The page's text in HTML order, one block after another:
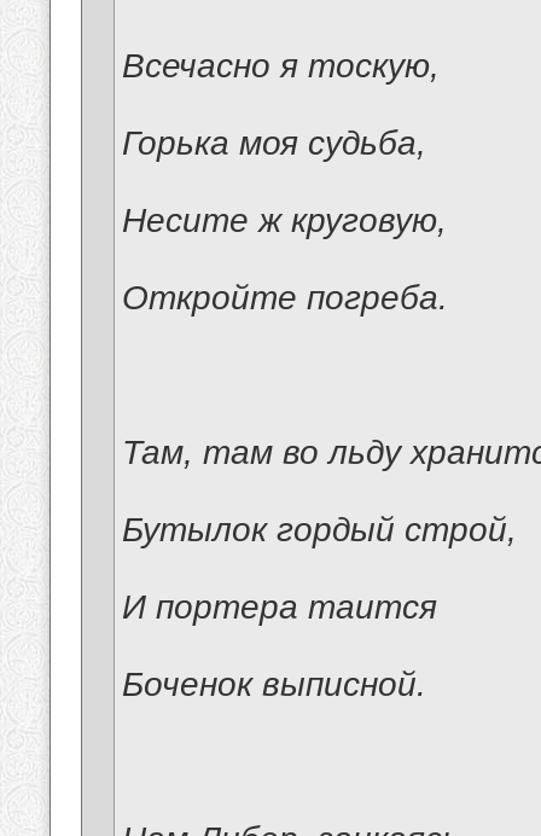
Всечасно я тоскую,
Горька моя судьба,
Несите ж круговую,
Откройте погреба.
Там, там во льду
Бутылок гордый строй,
И портера таится
Боченок выписной.